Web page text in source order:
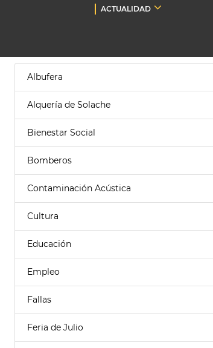
ACTUALIDAD
Albufera
Alquería de Solache
Bienestar Social
Bomberos
Contaminación Acústica
Cultura
Educación
Empleo
Fallas
Feria de Julio